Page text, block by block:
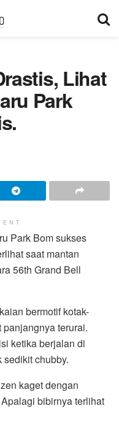
Lihat
Park
Park Bom sukses
saat mantan
56th Grand Bell
bermotif kotak-
terurai.
ketika berjalan di
sedikit chubby.
kaget dengan
bibirnya terlihat